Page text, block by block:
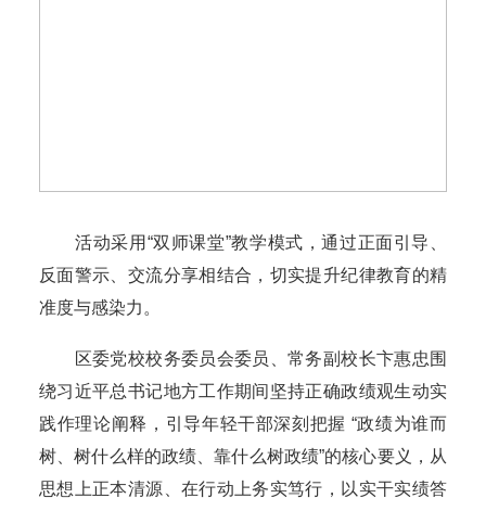
活动采用“双师课堂”教学模式，通过正面引导、
反面警示、交流分享相结合，切实提升纪律教育的精
准度与感染力。
区委党校校务委员会委员、常务副校长卞惠忠围
绕习近平总书记地方工作期间坚持正确政绩观生动实
践作理论阐释，引导年轻干部深刻把握 “政绩为谁而
树、树什么样的政绩、靠什么树政绩”的核心要义，从
思想上正本清源、在行动上务实笃行，以实干实绩答